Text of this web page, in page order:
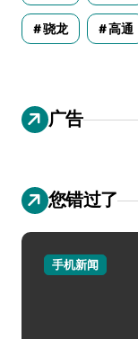
骁龙 高通
广告
您错过了
手机新闻